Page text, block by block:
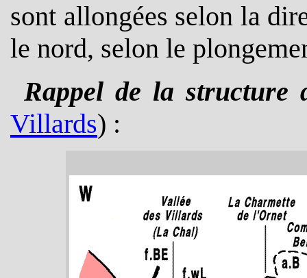
sont allongées selon la
le nord, selon le
Rappel de la structure
Villards) :